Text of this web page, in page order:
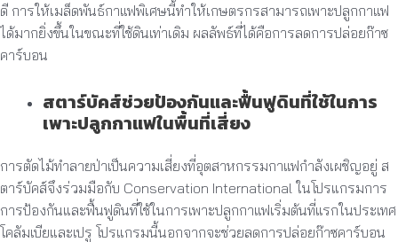
ดี การให้เมล็ดพันธ์กาแฟพิเศษนี้ทำให้เกษตรกรสามารถเพาะปลูกกาแฟ
ได้มากยิ่งขึ้นในขณะที่ใช้ดินเท่าเดิม ผลลัพธ์ที่ได้คือการลดการปล่อยก๊าซ
คาร์บอน
สตาร์บัคส์ช่วยป้องกันและฟื้นฟูดินที่ใช้ในการ
เพาะปลูกกาแฟในพื้นที่เสี่ยง
การตัดไม้ทำลายป่าเป็นความเสี่ยงที่อุตสาหกรรมกาแฟกำลังเผชิญอยู่ ส
ตาร์บัคส์จึงร่วมมือกับ Conservation International ในโปรแกรมการ
การป้องกันและฟื้นฟูดินที่ใช้ในการเพาะปลูกกาแฟเริ่มต้นที่แรกในประเทศ
โคลัมเบียและเปรู โปรแกรมนี้นอกจากจะช่วยลดการปล่อยก๊าซคาร์บอน